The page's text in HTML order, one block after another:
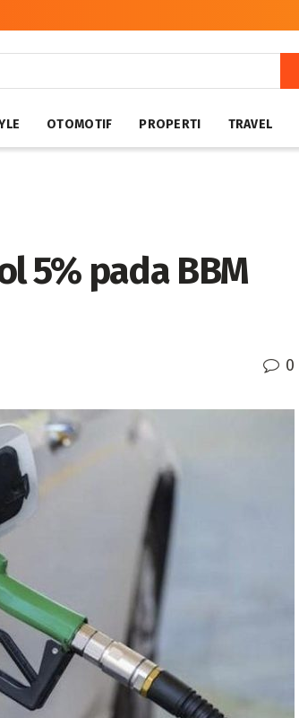
OTOMOTIF PROPERTI TRAVEL
5% pada BBM
0